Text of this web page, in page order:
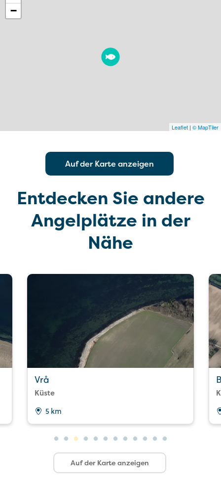
−
Leaflet | © MapTiler
Auf der Karte anzeigen
Entdecken Sie andere
Angelplätze in der
Nähe
Vrå
Küste
5 km
Auf der Karte anzeigen